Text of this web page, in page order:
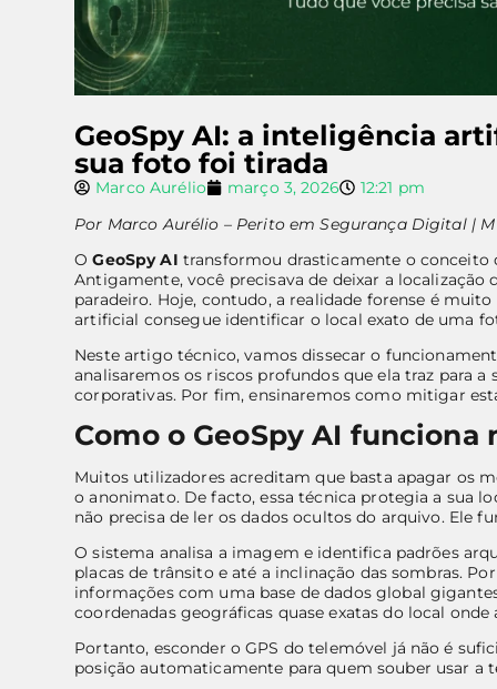
GeoSpy AI: a inteligência
sua foto foi tirada
Marco Aurélio março 3, 2026
12:21 pm
Por Marco Aurélio – Perito em Segurança Digital |
OGeoSpy AI transformou drasticamente o
Antigamente, você precisava de deixar a localização
paradeiro. Hoje, contudo, a realidade forense é
artificial consegue identificar o local exato de uma
Neste artigo técnico, vamos dissecar o
analisaremos os riscos profundos que ela traz para
corporativas. Por fim, ensinaremos como mitigar
Como o GeoSpy AI funciona
Muitos utilizadores acreditam que basta apagar os
o anonimato. De facto, essa técnica protegia a sua
não precisa de ler os dados ocultos do arquivo. Ele
O sistema analisa a imagem e identifica padrões
placas de trânsito e até a inclinação das sombras.
informações com uma base de dados global
coordenadas geográficas quase exatas do local
Portanto, esconder o GPS do telemóvel já não é
posição automaticamente para quem souber usar a